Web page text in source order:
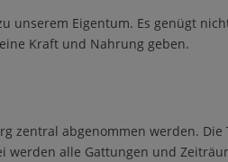
unserem Eigentum. Es genügt
Kraft und Nahrung geben.
zentral abgenommen werden. Die
werden alle Gattungen und Zeiträ